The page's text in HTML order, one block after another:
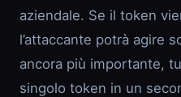
aziendale. Se il token
l’attaccante potrà agire
ancora più importante,
singolo token in un